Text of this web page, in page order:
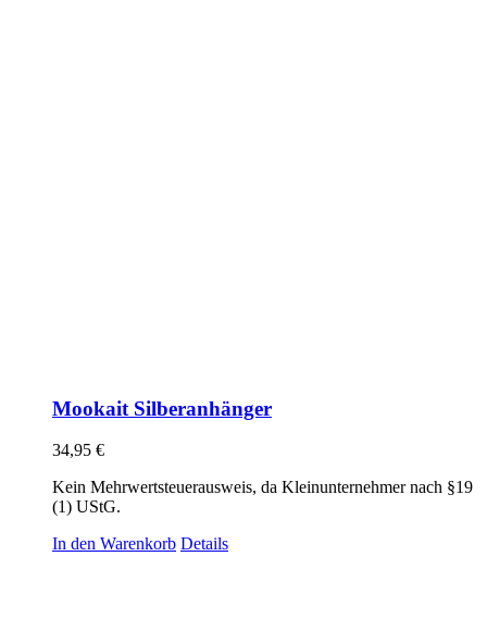
Mookait Silberanhänger
34,95 €
Kein Mehrwertsteuerausweis, da Kleinunternehmer nach §19
(1) UStG.
In den Warenkorb Details